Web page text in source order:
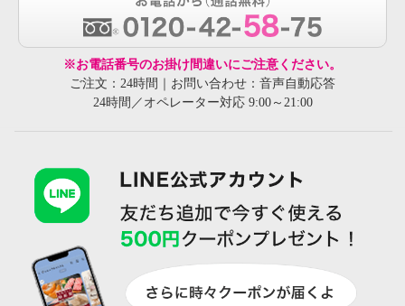
※お電話番号のお掛け間違いにご注意ください。
ご注文：24時間｜お問い合わせ：音声自動応答
24時間／オペレーター対応 9:00～21:00